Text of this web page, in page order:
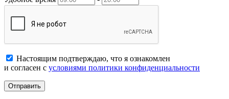
Настоящим подтверждаю, что я ознакомлен
и согласен с условиями политики конфиденциальности
Отправить